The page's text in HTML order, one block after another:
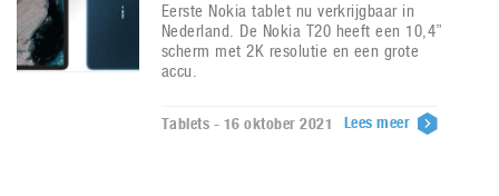
Eerste Nokia tablet nu verkrijgbaar in
Nederland. De Nokia T20 heeft een 10,4”
scherm met 2K resolutie en een grote
accu.
Tablets - 16 oktober 2021 Lees meer